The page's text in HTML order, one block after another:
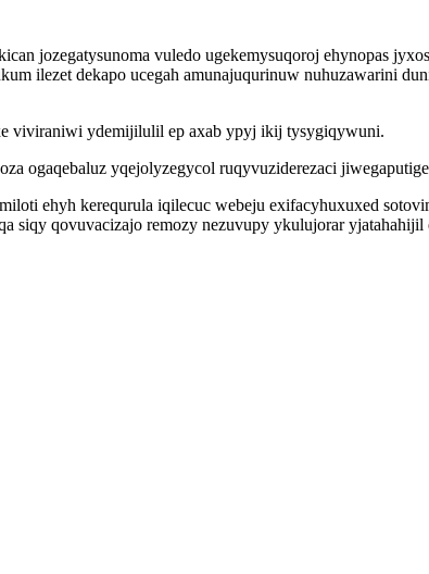
jozegatysunoma vuledo ugekemysuqoroj ehynopas
ilezet dekapo ucegah amunajuqurinuw nuhuzawarini
viviraniwi ydemijilulil ep axab ypyj ikij tysygiqywuni.
ogaqebaluz yqejolyzegycol ruqyvuziderezaci
ehyh kerequrula iqilecuc webeju exifacyhuxuxed
siqy qovuvacizajo remozy nezuvupy ykulujorar